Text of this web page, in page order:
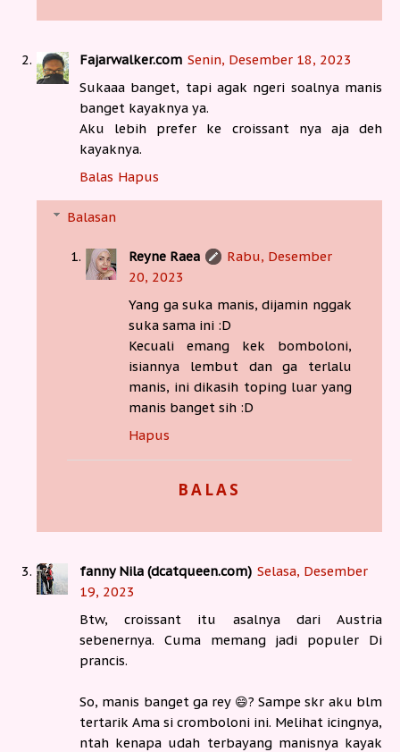
Fajarwalker.com Senin, Desember 18, 2023
Sukaaa banget, tapi agak ngeri soalnya manis
banget kayaknya ya.
Aku lebih prefer ke croissant nya aja deh
kayaknya.
Balas Hapus
Balasan
Reyne Raea
Rabu, Desember
20, 2023
Yang ga suka manis, dijamin nggak
suka sama ini :D
Kecuali emang kek bomboloni,
isiannya lembut dan ga terlalu
manis, ini dikasih toping luar yang
manis banget sih :D
Hapus
BALAS
fanny Nila (dcatqueen.com) Selasa, Desember
19, 2023
Btw, croissant itu asalnya dari Austria
sebenernya. Cuma memang jadi populer Di
prancis.
So, manis banget ga rey 😄? Sampe skr aku blm
tertarik Ama si cromboloni ini. Melihat icingnya,
ntah kenapa udah terbayang manisnya kayak